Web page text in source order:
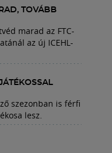
TOVÁBB
marad az FTC-
az új ICEHL-
szezonban is férfi
lesz.